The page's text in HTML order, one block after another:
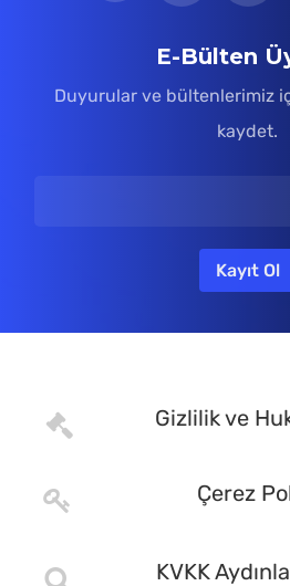
E-Bülten
Duyurular ve bültenlerimiz
kaydet.
Gizlilik ve
Çerez
KVKK